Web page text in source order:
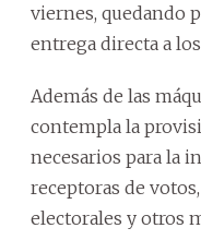
viernes, quedando
entrega directa a
Además de las
contempla la
necesarios para la
receptoras de
electorales y otros